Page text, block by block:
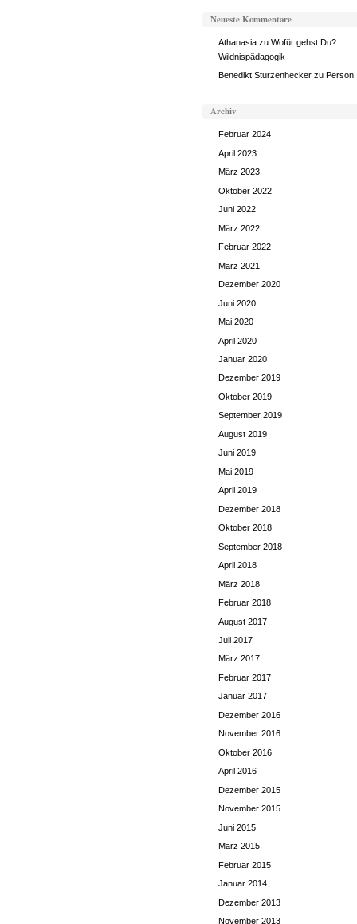
Neueste Kommentare
Athanasiazu Wofür gehst Du?
Wildnispädagogik
Benedikt Sturzenheckerzu Person
Archiv
Februar 2024
April 2023
März 2023
Oktober 2022
Juni 2022
März 2022
Februar 2022
März 2021
Dezember 2020
Juni 2020
Mai 2020
April 2020
Januar 2020
Dezember 2019
Oktober 2019
September 2019
August 2019
Juni 2019
Mai 2019
April 2019
Dezember 2018
Oktober 2018
September 2018
April 2018
März 2018
Februar 2018
August 2017
Juli 2017
März 2017
Februar 2017
Januar 2017
Dezember 2016
November 2016
Oktober 2016
April 2016
Dezember 2015
November 2015
Juni 2015
März 2015
Februar 2015
Januar 2014
Dezember 2013
November 2013